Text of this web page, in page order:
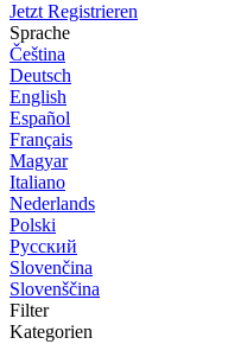
Jetzt Registrieren
Sprache
Čeština
Deutsch
English
Español
Français
Magyar
Italiano
Nederlands
Polski
Русский
Slovenčina
Slovenščina
Filter
Kategorien